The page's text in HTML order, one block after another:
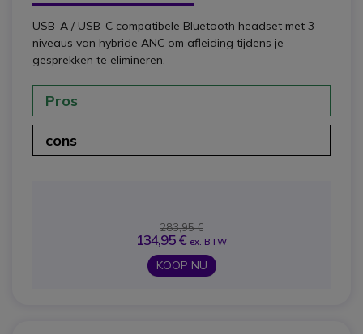
USB-A / USB-C compatibele Bluetooth headset met 3
niveaus van hybride ANC om afleiding tijdens je
gesprekken te elimineren.
Pros
cons
283,95 €
134,95 € ex. BTW
KOOP NU